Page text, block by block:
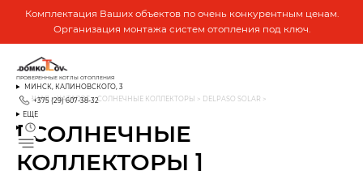
Комплектация Ваших объектов по очень конкурентным ценам.
Организация монтажа систем отопления под ключ.
ПРОВЕРЕННЫЕ КОТЛЫ ОТОПЛЕНИЯ
МИНСК, КАЛИНОВСКОГО, 3
+375 (29) 607-38-32
ЕЩЕ
ГЛАВНАЯ >КАТАЛОГ >СОЛНЕЧНЫЕ КОЛЛЕКТОРЫ > DELPASO SOLAR >
[ СОЛНЕЧНЫЕ
КОЛЛЕКТОРЫ ]